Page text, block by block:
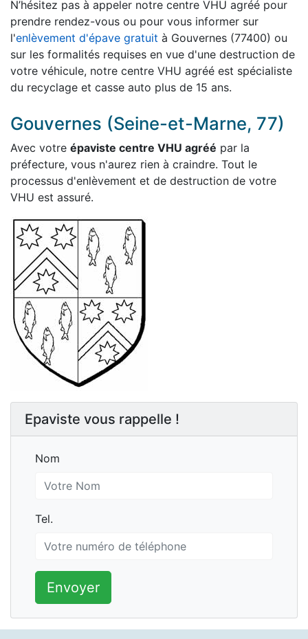
N’hésitez pas à appeler notre centre VHU agréé pour
prendre rendez-vous ou pour vous informer sur
l'enlèvement d'épave gratuit à Gouvernes (77400) ou
sur les formalités requises en vue d'une destruction de
votre véhicule, notre centre VHU agréé est spécialiste
du recyclage et casse auto plus de 15 ans.
Gouvernes (Seine-et-Marne, 77)
Avec votre épaviste centre VHU agréé par la
préfecture, vous n'aurez rien à craindre. Tout le
processus d'enlèvement et de destruction de votre
VHU est assuré.
Epaviste vous rappelle !
Nom
Nom
Tel.
Tel.
Envoyer